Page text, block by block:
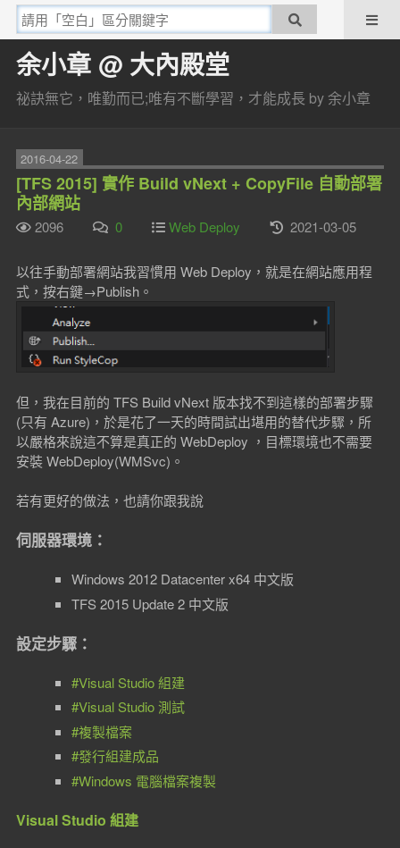
余小章 @ 大內殿堂
祕訣無它，唯勤而已;唯有不斷學習，才能成長 by 余小章
2016-04-22
[TFS 2015] 實作 Build vNext + CopyFile 自動部署
內部網站
2096 0 Web Deploy 2021-03-05
以往手動部署網站我習慣用 Web Deploy，就是在網站應用程
式，按右鍵→Publish。
但，我在目前的 TFS Build vNext 版本找不到這樣的部署步驟
(只有 Azure)，於是花了一天的時間試出堪用的替代步驟，所
以嚴格來說這不算是真正的 WebDeploy ，目標環境也不需要
安裝 WebDeploy(WMSvc)。
若有更好的做法，也請你跟我說
伺服器環境：
Windows 2012 Datacenter x64 中文版
TFS 2015 Update 2 中文版
設定步驟：
#Visual Studio 組建
#Visual Studio 測試
#複製檔案
#發行組建成品
#Windows 電腦檔案複製
Visual Studio 組建